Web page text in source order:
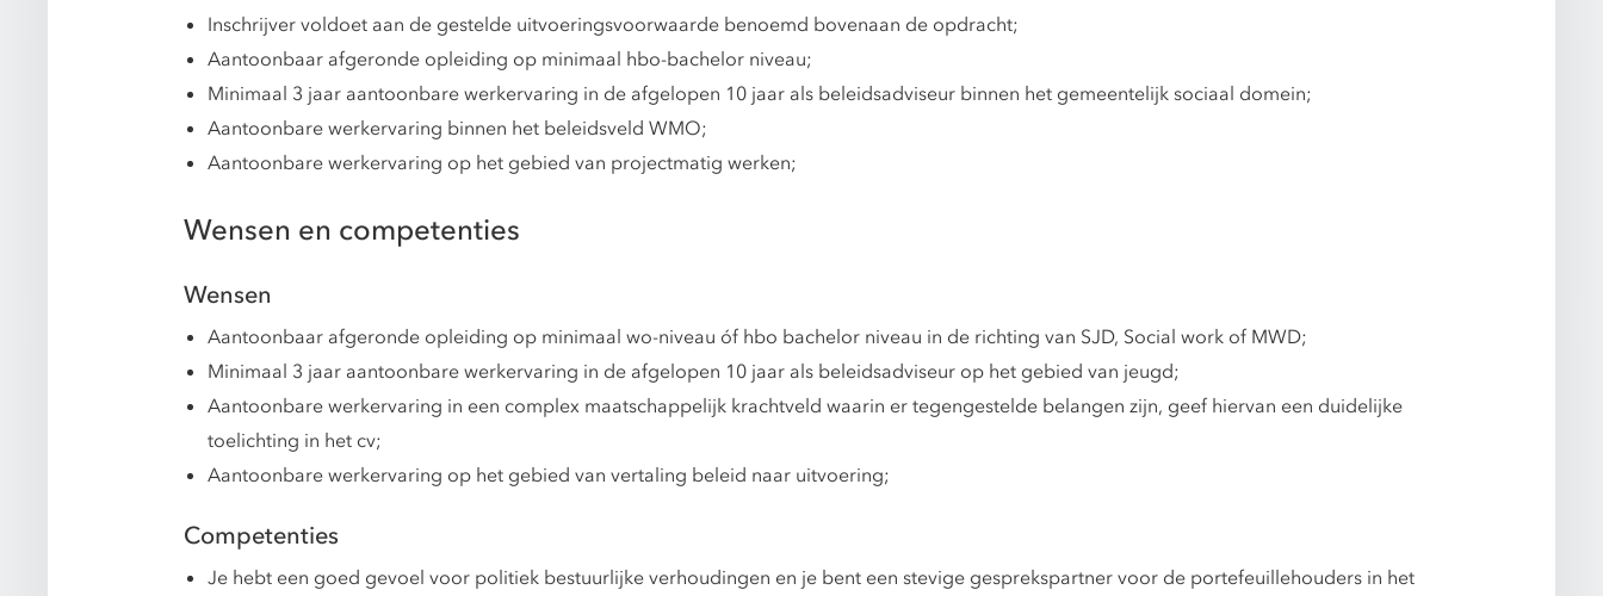
Inschrijver voldoet aan de gestelde uitvoeringsvoorwaarde benoemd bovenaan de opdracht;
Aantoonbaar afgeronde opleiding op minimaal hbo-bachelor niveau;
Minimaal 3 jaar aantoonbare werkervaring in de afgelopen 10 jaar als beleidsadviseur binnen het gemeentelijk sociaal domein;
Aantoonbare werkervaring binnen het beleidsveld WMO;
Aantoonbare werkervaring op het gebied van projectmatig werken;
Wensen en competenties
Wensen
Aantoonbaar afgeronde opleiding op minimaal wo-niveau óf hbo bachelor niveau in de richting van SJD, Social work of MWD;
Minimaal 3 jaar aantoonbare werkervaring in de afgelopen 10 jaar als beleidsadviseur op het gebied van jeugd;
Aantoonbare werkervaring in een complex maatschappelijk krachtveld waarin er tegengestelde belangen zijn, geef hiervan een duidelijke
toelichting in het cv;
Aantoonbare werkervaring op het gebied van vertaling beleid naar uitvoering;
Competenties
Je hebt een goed gevoel voor politiek bestuurlijke verhoudingen en je bent een stevige gesprekspartner voor de portefeuillehouders in het